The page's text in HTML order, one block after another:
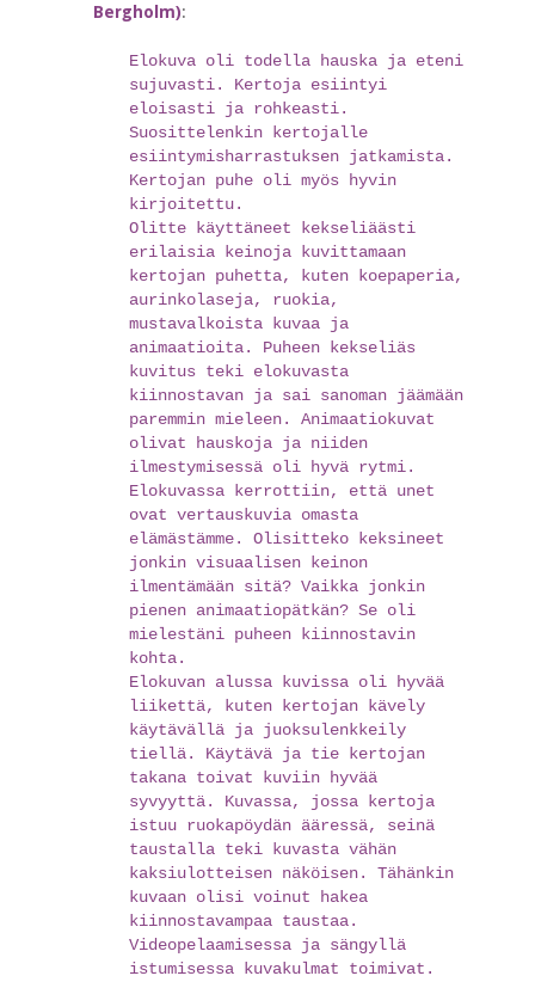
Bergholm):
Elokuva oli todella hauska ja eteni
sujuvasti. Kertoja esiintyi
eloisasti ja rohkeasti.
Suosittelenkin kertojalle
esiintymisharrastuksen jatkamista.
Kertojan puhe oli myös hyvin
kirjoitettu.
Olitte käyttäneet kekseliäästi
erilaisia keinoja kuvittamaan
kertojan puhetta, kuten koepaperia,
aurinkolaseja, ruokia,
mustavalkoista kuvaa ja
animaatioita. Puheen kekseliäs
kuvitus teki elokuvasta
kiinnostavan ja sai sanoman jäämään
paremmin mieleen. Animaatiokuvat
olivat hauskoja ja niiden
ilmestymisessä oli hyvä rytmi.
Elokuvassa kerrottiin, että unet
ovat vertauskuvia omasta
elämästämme. Olisitteko keksineet
jonkin visuaalisen keinon
ilmentämään sitä? Vaikka jonkin
pienen animaatiopätkän? Se oli
mielestäni puheen kiinnostavin
kohta.
Elokuvan alussa kuvissa oli hyvää
liikettä, kuten kertojan kävely
käytävällä ja juoksulenkkeily
tiellä. Käytävä ja tie kertojan
takana toivat kuviin hyvää
syvyyttä. Kuvassa, jossa kertoja
istuu ruokapöydän ääressä, seinä
taustalla teki kuvasta vähän
kaksiulotteisen näköisen. Tähänkin
kuvaan olisi voinut hakea
kiinnostavampaa taustaa.
Videopelaamisessa ja sängyllä
istumisessa kuvakulmat toimivat.